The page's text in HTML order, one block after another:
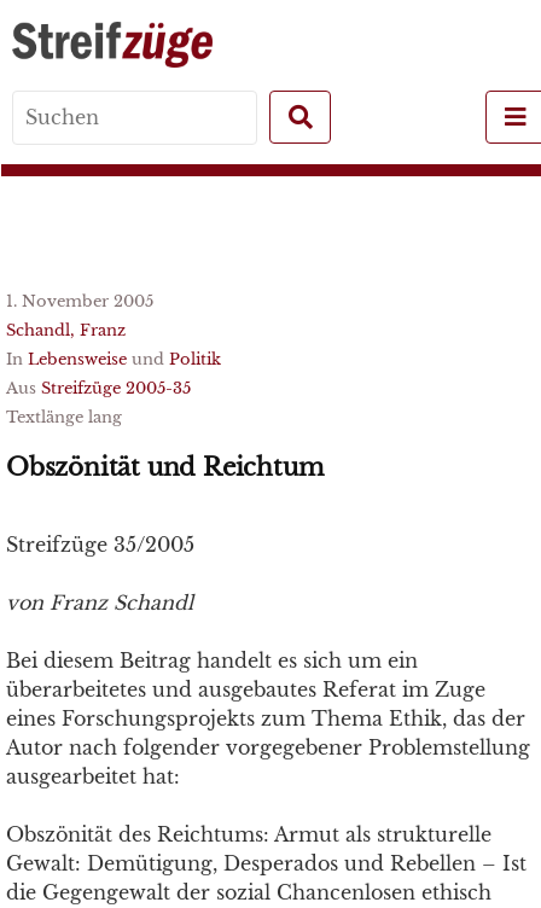
for:
1. November 2005
Schandl, Franz
In Lebensweise und Politik
Aus Streifzüge 2005-35
Textlänge lang
Obszönität und Reichtum
Streifzüge 35/2005
von Franz Schandl
Bei diesem Beitrag handelt es sich um ein
überarbeitetes und ausgebautes Referat im Zuge
eines Forschungsprojekts zum Thema Ethik, das der
Autor nach folgender vorgegebener Problemstellung
ausgearbeitet hat:
Obszönität des Reichtums: Armut als strukturelle
Gewalt: Demütigung, Desperados und Rebellen – Ist
die Gegengewalt der sozial Chancenlosen ethisch